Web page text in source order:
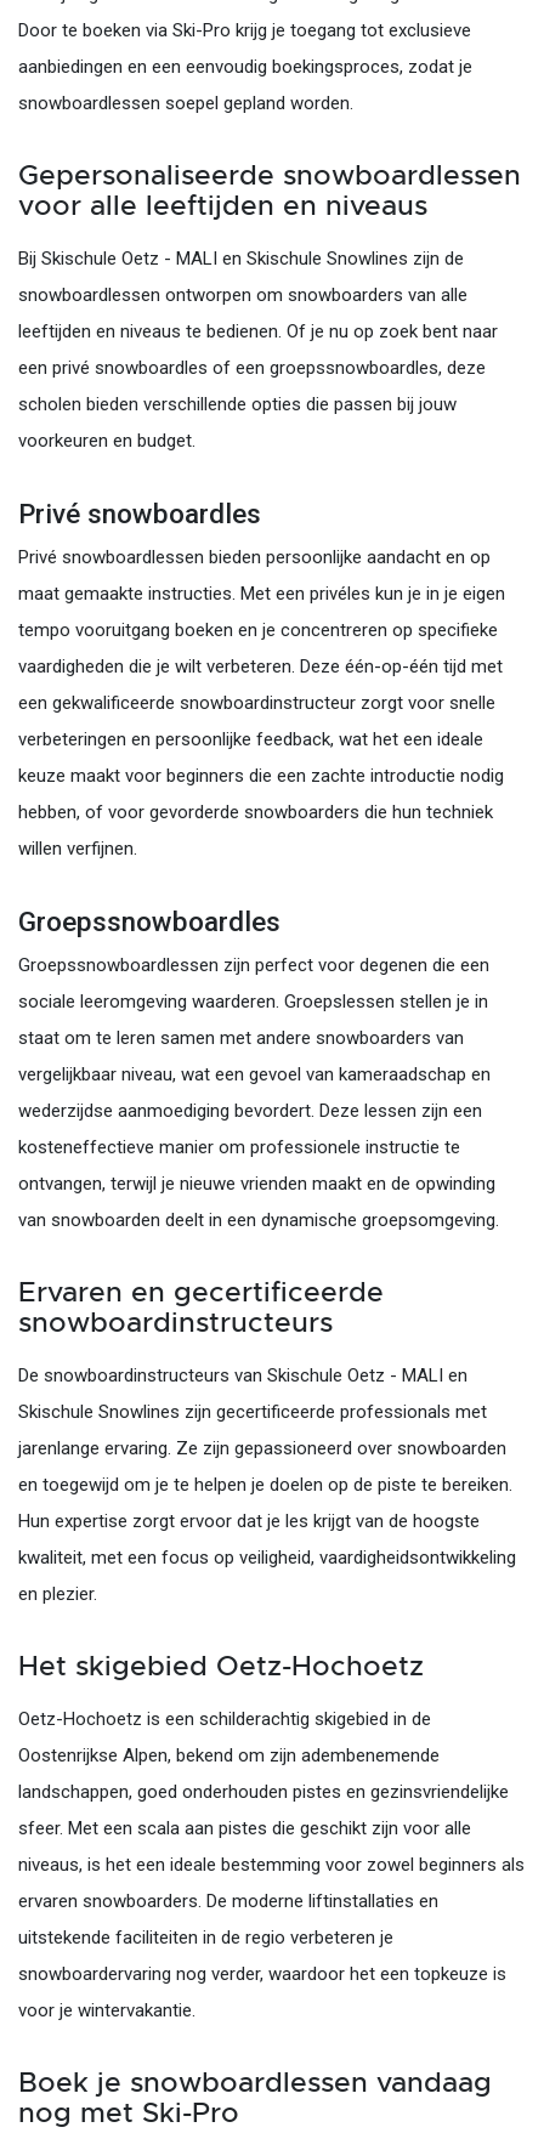
Door te boeken via Ski-Pro krijg je toegang tot exclusieve
aanbiedingen en een eenvoudig boekingsproces, zodat je
snowboardlessen soepel gepland worden.
Gepersonaliseerde snowboardlessen
voor alle leeftijden en niveaus
Bij Skischule Oetz - MALI en Skischule Snowlines zijn de
snowboardlessen ontworpen om snowboarders van alle
leeftijden en niveaus te bedienen. Of je nu op zoek bent naar
een privé snowboardles of een groepssnowboardles, deze
scholen bieden verschillende opties die passen bij jouw
voorkeuren en budget.
Privé snowboardles
Privé snowboardlessen bieden persoonlijke aandacht en op
maat gemaakte instructies. Met een privéles kun je in je eigen
tempo vooruitgang boeken en je concentreren op specifieke
vaardigheden die je wilt verbeteren. Deze één-op-één tijd met
een gekwalificeerde snowboardinstructeur zorgt voor snelle
verbeteringen en persoonlijke feedback, wat het een ideale
keuze maakt voor beginners die een zachte introductie nodig
hebben, of voor gevorderde snowboarders die hun techniek
willen verfijnen.
Groepssnowboardles
Groepssnowboardlessen zijn perfect voor degenen die een
sociale leeromgeving waarderen. Groepslessen stellen je in
staat om te leren samen met andere snowboarders van
vergelijkbaar niveau, wat een gevoel van kameraadschap en
wederzijdse aanmoediging bevordert. Deze lessen zijn een
kosteneffectieve manier om professionele instructie te
ontvangen, terwijl je nieuwe vrienden maakt en de opwinding
van snowboarden deelt in een dynamische groepsomgeving.
Ervaren en gecertificeerde
snowboardinstructeurs
De snowboardinstructeurs van Skischule Oetz - MALI en
Skischule Snowlines zijn gecertificeerde professionals met
jarenlange ervaring. Ze zijn gepassioneerd over snowboarden
en toegewijd om je te helpen je doelen op de piste te bereiken.
Hun expertise zorgt ervoor dat je les krijgt van de hoogste
kwaliteit, met een focus op veiligheid, vaardigheidsontwikkeling
en plezier.
Het skigebied Oetz-Hochoetz
Oetz-Hochoetz is een schilderachtig skigebied in de
Oostenrijkse Alpen, bekend om zijn adembenemende
landschappen, goed onderhouden pistes en gezinsvriendelijke
sfeer. Met een scala aan pistes die geschikt zijn voor alle
niveaus, is het een ideale bestemming voor zowel beginners als
ervaren snowboarders. De moderne liftinstallaties en
uitstekende faciliteiten in de regio verbeteren je
snowboardervaring nog verder, waardoor het een topkeuze is
voor je wintervakantie.
Boek je snowboardlessen vandaag
nog met Ski-Pro